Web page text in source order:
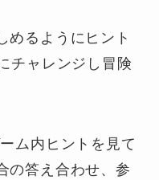
めるようにヒント
チャレンジし冒険
ム内ヒントを見て
の答え合わせ、参